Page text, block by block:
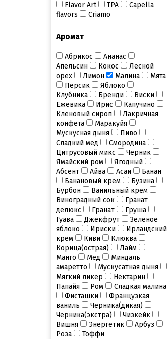
Flavor Art ТРА
Capella
flavors
Criamo
Аромат
Абрикос
Ананас
Апельсин
Кокос
Лесной
орех
Лимон Малина
Мята
Персик
Яблоко
Клубника
Бренди
Виски
Ежевика
Ирис
Капучино
Кленовый сироп
Лакричная
конфета
Маракуйя
Мускусная дыня
Пиво
Сладкий мед
Смородина
Цитрусовый микс
Черник
Ямайский ром
Ягодный
Абсент
Айва Асаи
Банан
Банановый крем
Бузина
Бурбон
Ванильный крем
Виноградный сок
Гранат
делюкс
Гранат
Груша
Гуава
Джекфрут
Зеленое
яблоко
Ириски
Ирландский
крем
Киви
Клюква
Корица(острая)
Лайм
Манго
Мед
Миндаль
амаретто
Мускусатная дыня
Мягкий ликер
Нектарин
Папайя
Ром
Сладкая малина
Фисташки
Французкая
ваниль
Черника(дикая)
Черника(экстра)
Чизкейк
Вишня
Энергетик
Арбуз
Роза
Тоффи